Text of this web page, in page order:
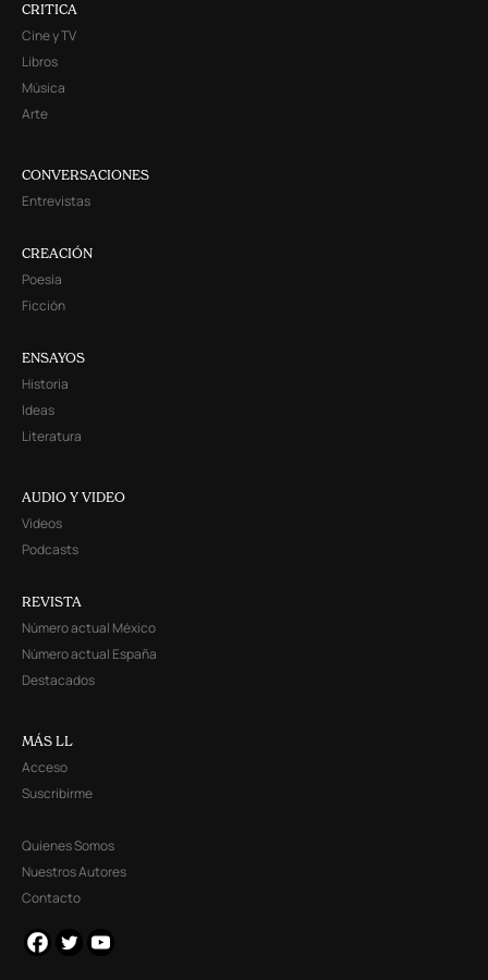
CRITICA
Cine y TV
Libros
Música
Arte
CONVERSACIONES
Entrevistas
CREACIÓN
Poesía
Ficción
ENSAYOS
Historia
Ideas
Literatura
AUDIO Y VIDEO
Videos
Podcasts
REVISTA
Número actual México
Número actual España
Destacados
MÁS LL
Acceso
Suscribirme
Quienes Somos
Nuestros Autores
Contacto